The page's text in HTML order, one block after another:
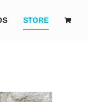
STORE